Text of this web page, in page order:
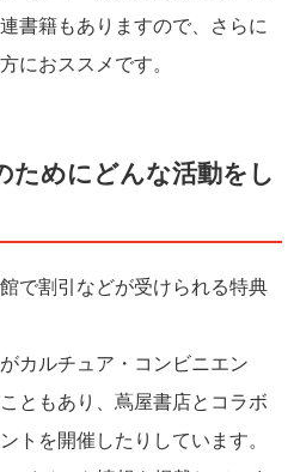
書籍もありますので、さらに
におススメです。
ためにどんな活動をし
で割引などが受けられる特典
カルチュア・コンビニエン
ともあり、蔦屋書店とコラボ
トを開催したりしています。